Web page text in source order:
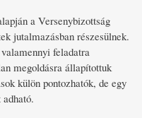
a Versenybizottság
jutalmazásban részesülnek.
feladatra
megoldásra állapítottuk
külön pontozhatók, de egy